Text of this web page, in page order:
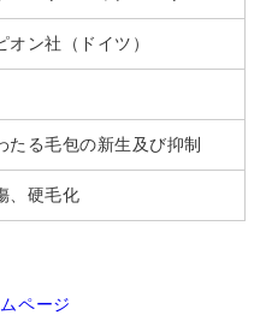
オン社（ドイツ）
たる毛包の新生及び抑制
、硬毛化
ページ